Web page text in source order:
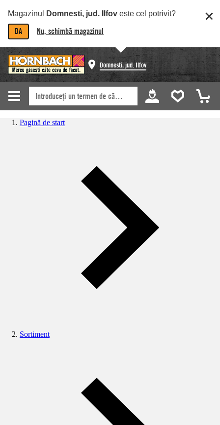
Magazinul Domnesti, jud. Ilfov este cel potrivit?
DA Nu, schimbă magazinul
Domnesti, jud. Ilfov
Pagină de start
Sortiment